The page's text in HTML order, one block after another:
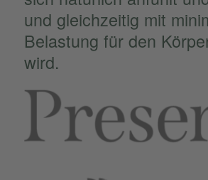
und gleich­zei­tig mit
Belas­tung für den
wird.